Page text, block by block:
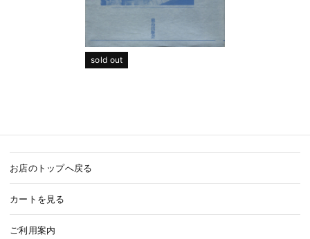
sold out
お店のトップへ戻る
カートを見る
ご利用案内